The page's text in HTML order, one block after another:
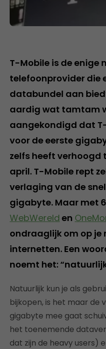
T-Mobile is de enige
telefoonprovider die
databundel aan
aardig wat tamtam
aangekondigd dat
voor de eerste
zelfs heeft verhoogd
april. T-Mobile rept
verlaging van de
gigabyte. Maar met
WebWereld en
ondraaglijk om op je
internetten. Een
noemt het:
Natuurlijk kun je als
bijkopen, is het maar de
gigabyte mee gaat
het toenemende
dat zijn de heavy users)